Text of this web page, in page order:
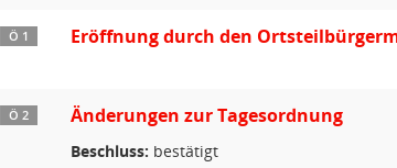
Ö 1 Eröffnung durch den
Ö 2 Änderungen zur Tagesordnung
Beschluss: bestätigt